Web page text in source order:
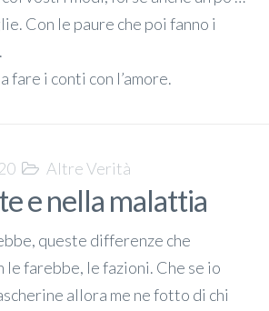
Con le paure che poi fanno i
fare i conti con l’amore.
Altre Verità
e nella malattia
queste differenze che
le farebbe, le fazioni. Che se io
allora me ne fotto di chi